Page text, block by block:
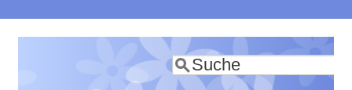
zum
Inhalt
Suche